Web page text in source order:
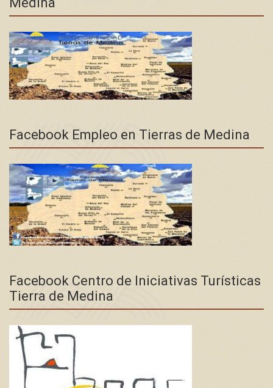
Facebook Empleo en Tierras de Medina
Facebook Centro de Iniciativas Turísticas
Tierra de Medina